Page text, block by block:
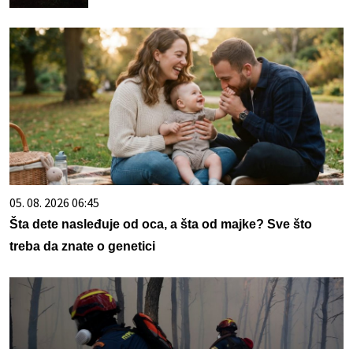
05. 08. 2026 06:45
Šta dete nasleđuje od oca, a šta od majke? Sve što
treba da znate o genetici